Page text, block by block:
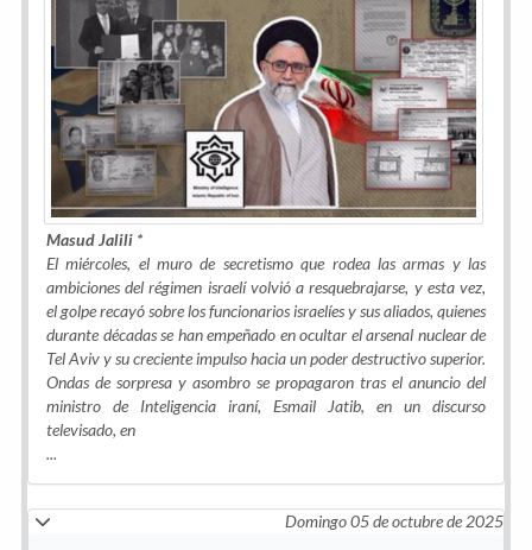
Masud Jalili *
El miércoles, el muro de secretismo que rodea las armas y las
ambiciones del régimen israelí volvió a resquebrajarse, y esta vez,
el golpe recayó sobre los funcionarios israelíes y sus aliados, quienes
durante décadas se han empeñado en ocultar el arsenal nuclear de
Tel Aviv y su creciente impulso hacia un poder destructivo superior.
Ondas de sorpresa y asombro se propagaron tras el anuncio del
ministro de Inteligencia iraní, Esmail Jatib, en un discurso
televisado, en
...
Domingo 05 de octubre de 2025